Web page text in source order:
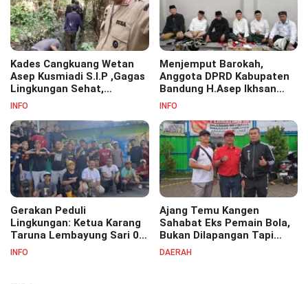
Kades Cangkuang Wetan
Asep Kusmiadi S.I.P ,Gagas
Lingkungan Sehat,
Bersihkan Saluran Air di RW
INFO
Menjemput Barokah,
Anggota DPRD Kabupaten
Bandung H.Asep Ikhsan
S.Pd.M.M Hadiri Haul Akbar
Pesantren Cipasung.
INFO
Gerakan Peduli
Lingkungan: Ketua Karang
Taruna Lembayung Sari 09
Irvan Permana Ajak
INFO
Ajang Temu Kangen
Sahabat Eks Pemain Bola,
Bukan Dilapangan Tapi
Ditongkrongan
DAERAH